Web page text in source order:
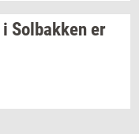
i Sol­bak­ken er